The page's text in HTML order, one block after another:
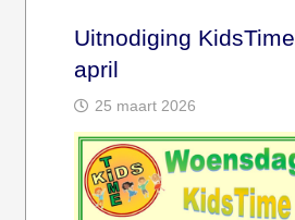
Uitnodiging
april
25 maart 2026